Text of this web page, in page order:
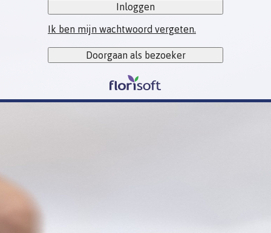
Inloggen
Ik ben mijn wachtwoord vergeten.
Doorgaan als bezoeker